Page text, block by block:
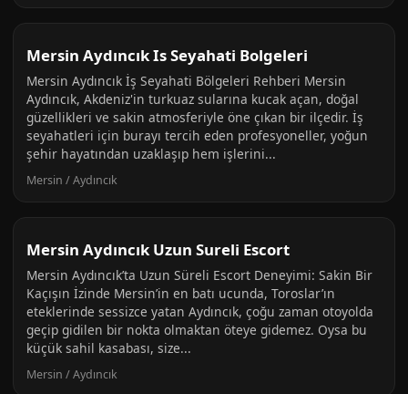
Mersin Aydıncık Is Seyahati Bolgeleri
Mersin Aydıncık İş Seyahati Bölgeleri Rehberi Mersin
Aydıncık, Akdeniz'in turkuaz sularına kucak açan, doğal
güzellikleri ve sakin atmosferiyle öne çıkan bir ilçedir. İş
seyahatleri için burayı tercih eden profesyoneller, yoğun
şehir hayatından uzaklaşıp hem işlerini...
Mersin / Aydıncık
Mersin Aydıncık Uzun Sureli Escort
Mersin Aydıncık’ta Uzun Süreli Escort Deneyimi: Sakin Bir
Kaçışın İzinde Mersin’in en batı ucunda, Toroslar’ın
eteklerinde sessizce yatan Aydıncık, çoğu zaman otoyolda
geçip gidilen bir nokta olmaktan öteye gidemez. Oysa bu
küçük sahil kasabası, size...
Mersin / Aydıncık